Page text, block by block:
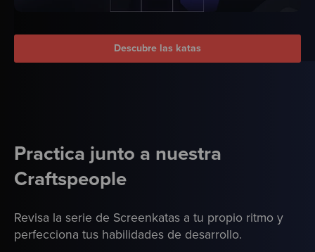
Descubre las katas
Practica junto a nuestra
Craftspeople
Revisa la serie de Screenkatas a tu propio ritmo y
perfecciona tus habilidades de desarrollo.